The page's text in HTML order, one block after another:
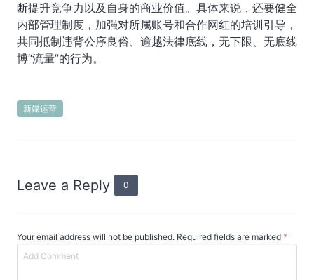
断提升竞争力以及自身的商业价值。具体来说，还要健全
内部管理制度，加强对所属账号和合作网红的培训引导，
共同抵制违背公序良俗、逾越法律底线，无下限、无底线
博“流量”的行为。
新媒运营
Leave a Reply 0
Your email address will not be published. Required fields are marked *